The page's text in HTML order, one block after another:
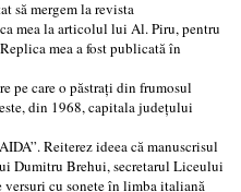
să mergem la revista
mea la articolul lui Al. Piru, pentru
mea a fost publicată în
pe care o păstraţi din frumosul
din 1968, capitala judeţului
Reiterez ideea că manuscrisul
Dumitru Brehui, secretarul Liceului
versuri cu sonete în limba italiană